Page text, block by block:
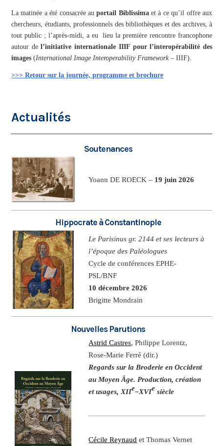
La matinée a été consacrée auportail Biblissimaet à ce qu’il offre aux
chercheurs, étudiants, professionnels des bibliothèques et des archives, à
tout public ; l’après-midi, a eu lieu la première rencontre francophone
autour del’initiative internationale IIIF pour l’interopérabilité des
images (International Image Interoperability Framework– IIIF).
>>> Retour sur la journée, programme et brochure
Actualités
Soutenances
Yoann DE ROECK – 19 juin 2026
Hippocrate à Constantinople
Le Parisinus gr. 2144 et ses lecteurs à
l’époque des Paléologues
Cycle de conférences EPHE-
PSL/BNF
10 décembre 2026
Brigitte Mondrain
Nouvelles Parutions
Astrid Castres, Philippe Lorentz,
Rose-Marie Ferré (dir.)
Regards sur la Broderie en Occident
au Moyen Âge. Production, création
et usages, XIIe–XVIe siècle
Cécile Reynaud et Thomas Vernet